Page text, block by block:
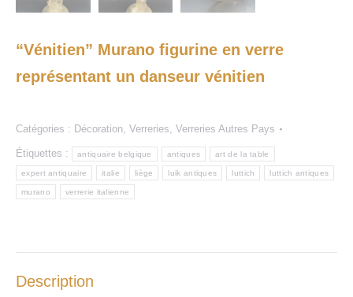
“Vénitien” Murano figurine en verre
représentant un danseur vénitien
Catégories : Décoration, Verreries, Verreries Autres Pays
Étiquettes : antiquaire belgique antiques art de la table
expert antiquaire italie liège luik antiques luttich luttich antiques
murano verrerie italienne
Description